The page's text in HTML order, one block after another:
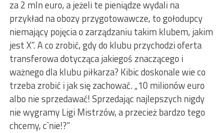
za 2 mln euro, a jeżeli te pieniądze wydali na
przykład na obozy przygotowawcze, to gołodupcy
niemający pojęcia o zarządzaniu takim klubem, jakim
jest X”. A co zrobić, gdy do klubu przychodzi oferta
transferowa dotycząca jakiegoś znaczącego i
ważnego dla klubu piłkarza? Kibic doskonale wie co
trzeba zrobić i jak się zachować. „10 milionów euro
albo nie sprzedawać! Sprzedając najlepszych nigdy
nie wygramy Ligi Mistrzów, a przecież bardzo tego
chcemy, c`nie!?”